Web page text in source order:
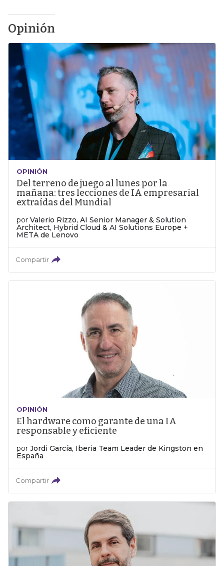
Opinión
OPINIÓN
Del terreno de juego al lunes por la
mañana: tres lecciones de IA empresarial
extraídas del Mundial
por Valerio Rizzo, AI Senior Manager & Solution
Architect, Hybrid Cloud & AI Solutions Europe +
META de Lenovo
Compartir
OPINIÓN
El hardware como garante de una IA
responsable y eficiente
por Jordi García, Iberia Team Leader de Kingston en
España
Compartir